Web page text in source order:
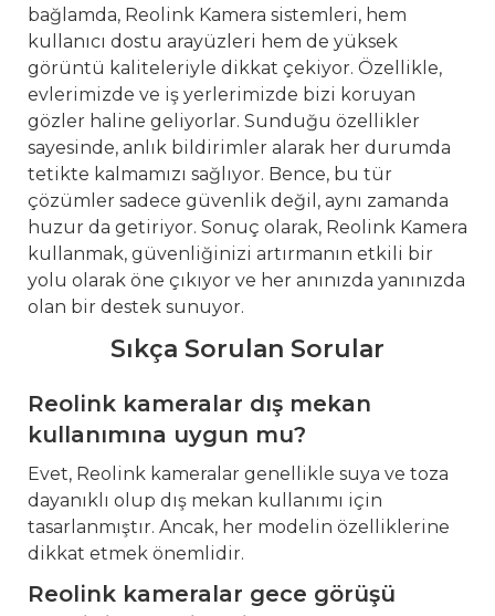
bağlamda, Reolink Kamera sistemleri, hem
kullanıcı dostu arayüzleri hem de yüksek
görüntü kaliteleriyle dikkat çekiyor. Özellikle,
evlerimizde ve iş yerlerimizde bizi koruyan
gözler haline geliyorlar. Sunduğu özellikler
sayesinde, anlık bildirimler alarak her durumda
tetikte kalmamızı sağlıyor. Bence, bu tür
çözümler sadece güvenlik değil, aynı zamanda
huzur da getiriyor. Sonuç olarak, Reolink Kamera
kullanmak, güvenliğinizi artırmanın etkili bir
yolu olarak öne çıkıyor ve her anınızda yanınızda
olan bir destek sunuyor.
Sıkça Sorulan Sorular
Reolink kameralar dış mekan
kullanımına uygun mu?
Evet, Reolink kameralar genellikle suya ve toza
dayanıklı olup dış mekan kullanımı için
tasarlanmıştır. Ancak, her modelin özelliklerine
dikkat etmek önemlidir.
Reolink kameralar gece görüşü